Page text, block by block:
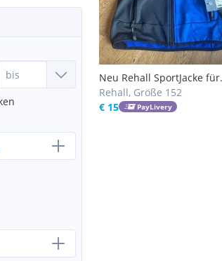
Neu Rehall SportJacke für
Jungen
Rehall, Größe 152
€ 15
PayLivery